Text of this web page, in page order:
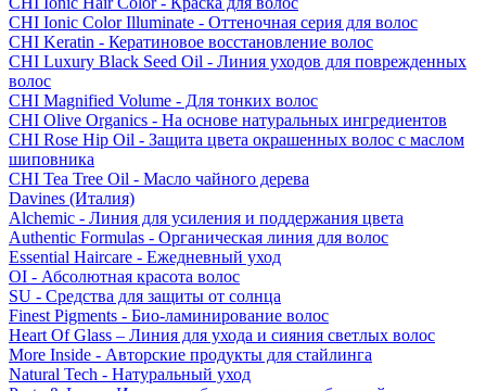
CHI Ionic Color Illuminate - Оттеночная серия для волос
CHI Keratin - Кератиновое восстановление волос
CHI Luxury Black Seed Oil - Линия уходов для поврежденных
волос
CHI Magnified Volume - Для тонких волос
CHI Olive Organics - На основе натуральных ингредиентов
CHI Rose Hip Oil - Защита цвета окрашенных волос с маслом
шиповника
CHI Tea Tree Oil - Масло чайного дерева
Davines (Италия)
Alchemic - Линия для усиления и поддержания цвета
Authentic Formulas - Органическая линия для волос
Essential Haircare - Eжедневный уход
OI - Абсолютная красота волос
SU - Средства для защиты от солнца
Finest Pigments - Био-ламинирование волос
Heart Of Glass – Линия для ухода и сияния светлых волос
More Inside - Авторские продукты для стайлинга
Natural Tech - Натуральный уход